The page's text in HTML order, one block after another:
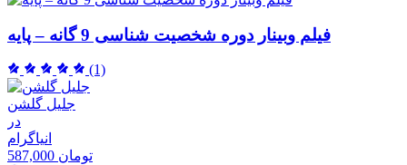
فیلم وبینار دوره شخصیت شناسی 9 گانه – پایه
(1)
جلیل گلشن
در
انیاگرام
587,000 تومان